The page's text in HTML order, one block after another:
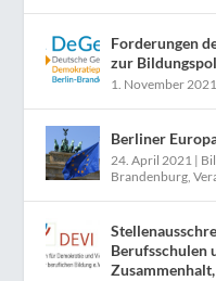
Forderungen
zur
1. November 2021
Berliner
24. April 2021 |
Brandenburg ,
Berufsschulen